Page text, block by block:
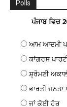
Polls
ਪੰਜਾਬ ਵਿਚ
ਆਮ ਆਦਮੀ
ਕਾਂਗਰਸ
ਸ਼੍ਰੋਮਣੀ
ਭਾਰਤੀ ਜਨਤਾ
ਜਾਂ ਕੋਈ ਹੋਰ